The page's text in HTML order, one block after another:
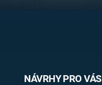
NÁVRHY PRO VÁS